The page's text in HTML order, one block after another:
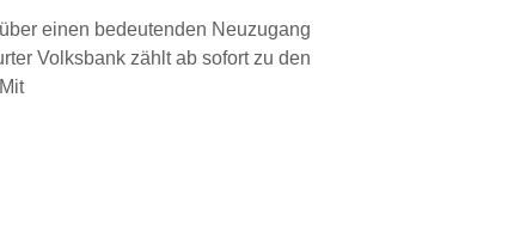
einen bedeutenden Neuzugang
Volksbank zählt ab sofort zu den